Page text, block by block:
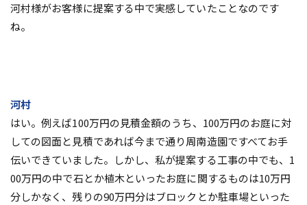
河村様がお客様に提案する中で実感していたことなのです
ね。
河村
はい。例えば100万円の見積金額のうち、100万円のお庭に対
しての図面と見積であれば今まで通り周南造園ですべてお手
伝いできていました。しかし、私が提案する工事の中でも、1
00万円の中で石とか植木といったお庭に関するものは10万円
分しかなく、残りの90万円分はブロックとか駐車場といった